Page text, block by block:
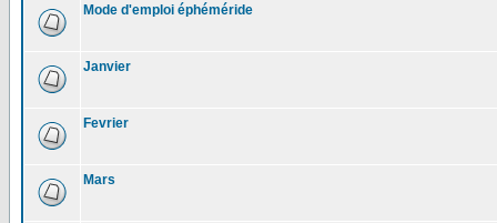
Mode d'emploi éphéméride
Janvier
Fevrier
Mars